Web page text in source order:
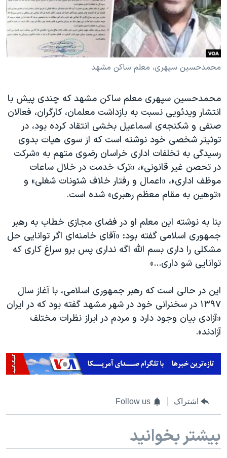
فرهنگ و زندگی
حقوق شهروندی
اقتصادی
علم و فناوری
گالری عکس
آرشیو پخش زنده
مستندها
انتخابات ریاست جمهوری آمریکا ۲۰۲۴
حمله جمهوری اسلامی به اسرائیل
رمز مهسا
اعتراضات زن، زندگی، آزادی
مجموعه مستندهای دادخواهی
تریبونال مردمی آبان ۹۸
دادگاه حمید نوری
چهل سال گروگان‌گیری
قانون شفافیت دارائی کادر رهبری ایران
اسرائیل در جنگ
نرگس محمدی برنده جایزه نوبل صلح
همایش محافظه‌کاران آمریکا «سی‌پک»
سفر پرزیدنت ترامپ به چین
دنبال کنید
محمدحسین سپهری، معلم ساکن مشهد
محمدحسین سپهری معلم ساکن مشهد که چندی پیش با
انتشار ویدئویی نسبت به بازداشت معلمان، کارگران، فعالان
صنفی و شکنجه‌ی اسماعیل بخشی انتقاد کرده بود، در
توئیتر شخصی خود نوشته است که از سوی هیات بدوی
رسیدگی به تخلفات اداری خراسان رضوی متهم به «شرکت
در تحصن غیر قانونی»، «ترک خدمت در خلال ساعات
موظف اداری»، «اعمال و رفتار خلاف شئونات شغلی» و
«توهین به مقام معظم رهبری» شده است.
بنا به نوشته این معلم او در فضای مجازی خطاب به رهبر
جمهوری اسلامی گفته بود: «آقای خامنه‌ای اگر توانایی حل
مشکلی را داری بسم الله اگه نداری پس برو سراغ کاری که
توانایی شو داری...»
این در حالی است که رهبر جمهوری اسلامی، با آغاز سال
۱۳۹۷ در سخنرانی خود در شهر مشهد گفته بود که در ایران
«آزادی بیان وجود دارد و مردم در ابراز نظرات مختلف
آزادند».
اشتراک Follow us
بیشتر بخوانید